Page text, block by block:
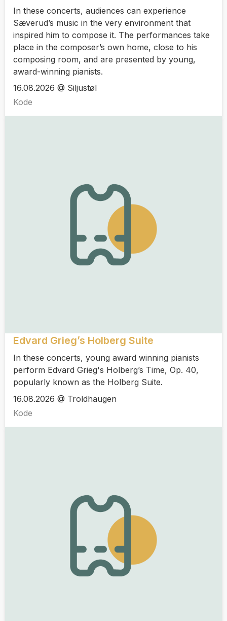
In these concerts, audiences can experience
Sæverud’s music in the very environment that
inspired him to compose it. The performances take
place in the composer’s own home, close to his
composing room, and are presented by young,
award-winning pianists.
16.08.2026 @ Siljustøl
Kode
Edvard Grieg’s Holberg Suite
In these concerts, young award winning pianists
perform Edvard Grieg's Holberg’s Time, Op. 40,
popularly known as the Holberg Suite.
16.08.2026 @ Troldhaugen
Kode